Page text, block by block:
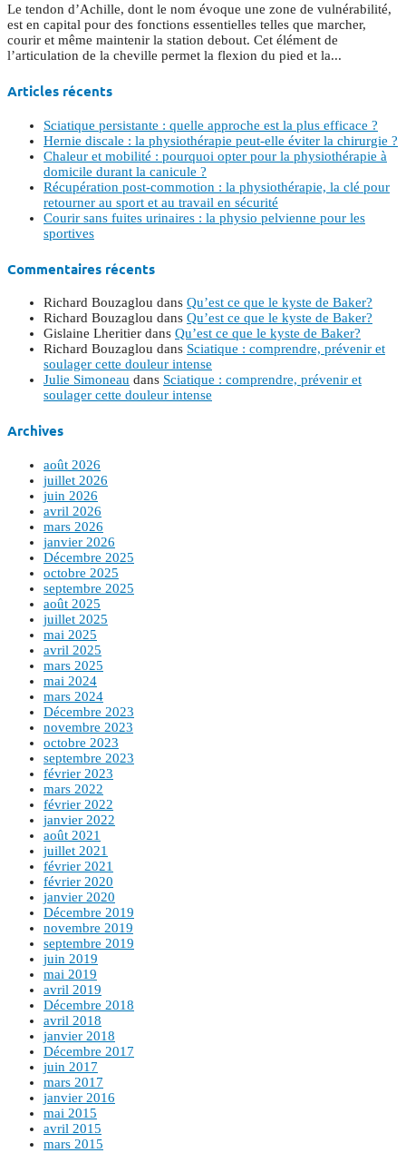
Le tendon d’Achille, dont le nom évoque une zone de vulnérabilité,
est en capital pour des fonctions essentielles telles que marcher,
courir et même maintenir la station debout. Cet élément de
l’articulation de la cheville permet la flexion du pied et la...
Articles récents
Sciatique persistante : quelle approche est la plus efficace ?
Hernie discale : la physiothérapie peut-elle éviter la chirurgie ?
Chaleur et mobilité : pourquoi opter pour la physiothérapie à
domicile durant la canicule ?
Récupération post-commotion : la physiothérapie, la clé pour
retourner au sport et au travail en sécurité
Courir sans fuites urinaires : la physio pelvienne pour les
sportives
Commentaires récents
Richard Bouzaglou dans Qu’est ce que le kyste de Baker?
Richard Bouzaglou dans Qu’est ce que le kyste de Baker?
Gislaine Lheritier dans Qu’est ce que le kyste de Baker?
Richard Bouzaglou dans Sciatique : comprendre, prévenir et
soulager cette douleur intense
Julie Simoneau dans Sciatique : comprendre, prévenir et
soulager cette douleur intense
Archives
août 2026
juillet 2026
juin 2026
avril 2026
mars 2026
janvier 2026
Décembre 2025
octobre 2025
septembre 2025
août 2025
juillet 2025
mai 2025
avril 2025
mars 2025
mai 2024
mars 2024
Décembre 2023
novembre 2023
octobre 2023
septembre 2023
février 2023
mars 2022
février 2022
janvier 2022
août 2021
juillet 2021
février 2021
février 2020
janvier 2020
Décembre 2019
novembre 2019
septembre 2019
juin 2019
mai 2019
avril 2019
Décembre 2018
avril 2018
janvier 2018
Décembre 2017
juin 2017
mars 2017
janvier 2016
mai 2015
avril 2015
mars 2015